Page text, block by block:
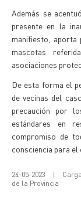
Además se
presente en la
manifiesto,
mascotas
asociaciones
De esta forma el
de vecinas del
precaución por
estándares en
compromiso de
consciencia para el
24-05-2023 |
de la Provincia